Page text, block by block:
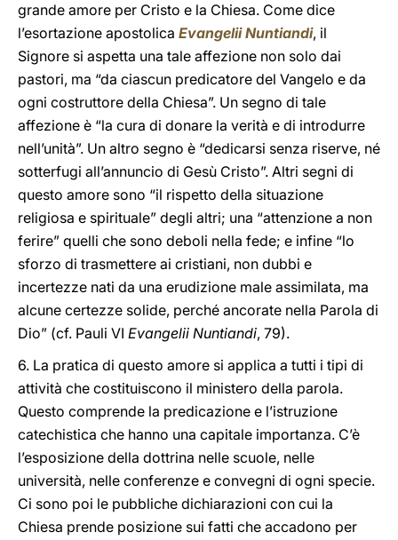
grande amore per Cristo e la Chiesa. Come dice
l’esortazione apostolica Evangelii Nuntiandi, il
Signore si aspetta una tale affezione non solo dai
pastori, ma “da ciascun predicatore del Vangelo e da
ogni costruttore della Chiesa”. Un segno di tale
affezione è “la cura di donare la verità e di introdurre
nell’unità”. Un altro segno è “dedicarsi senza riserve, né
sotterfugi all’annuncio di Gesù Cristo”. Altri segni di
questo amore sono “il rispetto della situazione
religiosa e spirituale” degli altri; una “attenzione a non
ferire” quelli che sono deboli nella fede; e infine “lo
sforzo di trasmettere ai cristiani, non dubbi e
incertezze nati da una erudizione male assimilata, ma
alcune certezze solide, perché ancorate nella Parola di
Dio” (cf. Pauli VI Evangelii Nuntiandi, 79).
6. La pratica di questo amore si applica a tutti i tipi di
attività che costituiscono il ministero della parola.
Questo comprende la predicazione e l’istruzione
catechistica che hanno una capitale importanza. C’è
l’esposizione della dottrina nelle scuole, nelle
università, nelle conferenze e convegni di ogni specie.
Ci sono poi le pubbliche dichiarazioni con cui la
Chiesa prende posizione sui fatti che accadono per